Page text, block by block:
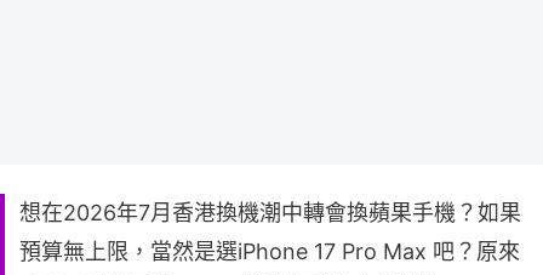
想在2026年7月香港換機潮中轉會換蘋果手機？如果
預算無上限，當然是選iPhone 17 Pro Max 吧？原來